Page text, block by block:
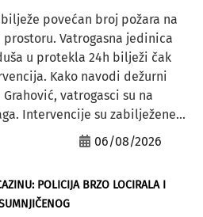
povećan broj požara na
Vatrogasna jedinica
u protekla 24h bilježi čak
Kako navodi dežurni
vatrogasci su na
Intervencije su zabilježene...
06/08/2026
POLICIJA BRZO LOCIRALA I